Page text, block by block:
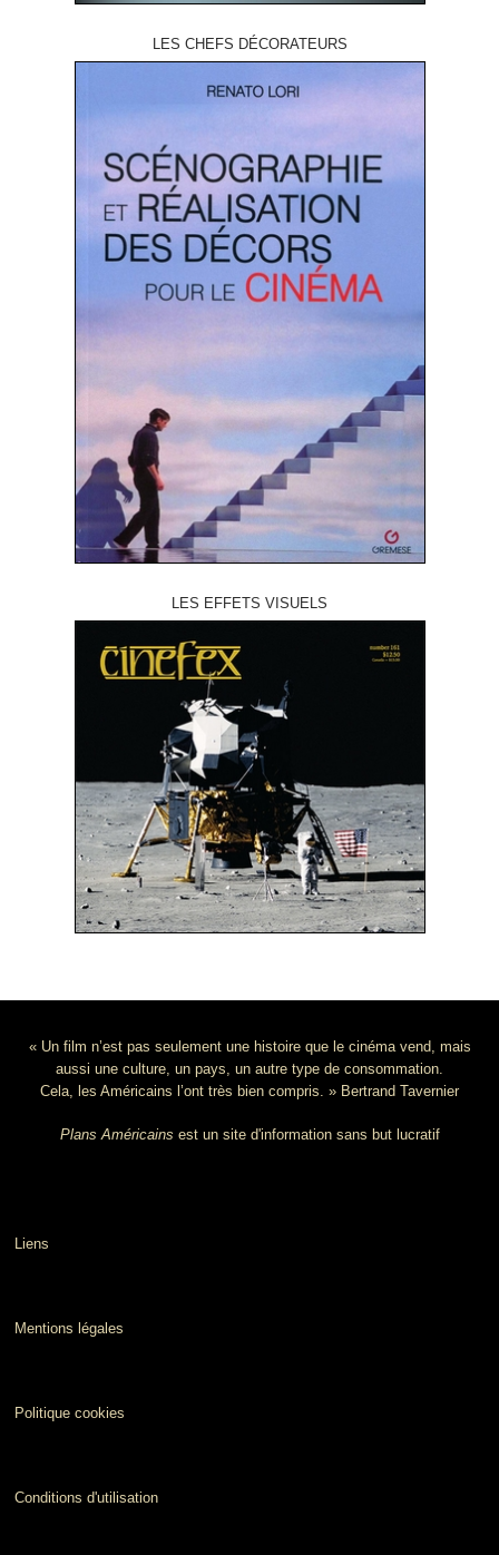
LES CHEFS DÉCORATEURS
LES EFFETS VISUELS
« Un film n’est pas seulement une histoire que le cinéma vend, mais
aussi une culture, un pays, un autre type de consommation.
Cela, les Américains l’ont très bien compris. » Bertrand Tavernier
Plans Américains est un site d'information sans but lucratif
Liens
Mentions légales
Politique cookies
Conditions d'utilisation